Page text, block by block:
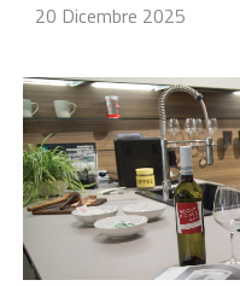
20 Dicembre 2025